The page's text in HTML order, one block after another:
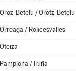
Oroz-Betelu / Orotz-Betelu
Orreaga / Roncesvalles
Oteiza
Pamplona / Iruña